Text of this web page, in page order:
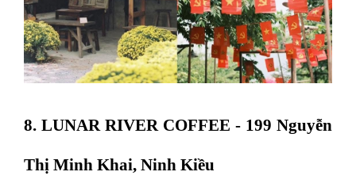
8. LUNAR RIVER COFFEE - 199 Nguyễn
Thị Minh Khai, Ninh Kiều